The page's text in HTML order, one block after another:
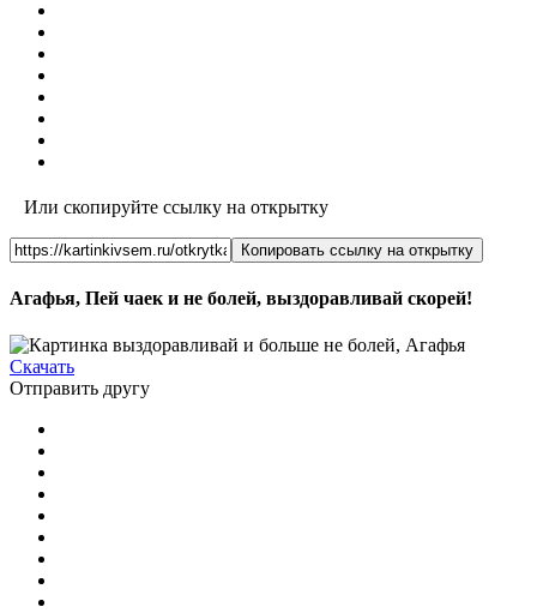
Или скопируйте ссылку на открытку
Копировать ссылку на открытку
Агафья, Пей чаек и не болей, выздоравливай скорей!
Скачать
Отправить другу